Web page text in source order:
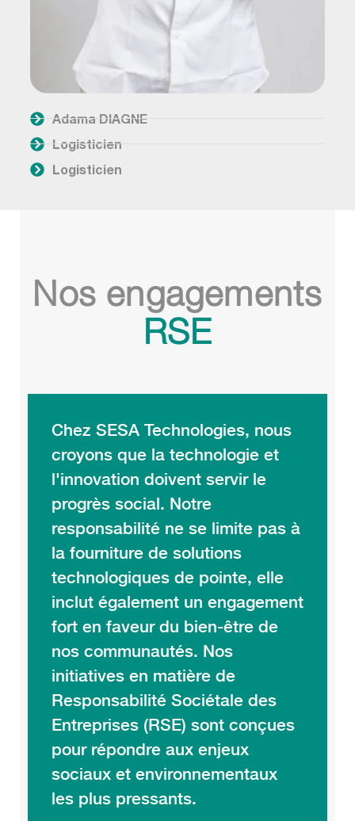
Adama DIAGNE
Logisticien
Logisticien
Nos engagements
RSE
Chez SESA Technologies, nous
croyons que la technologie et
l'innovation doivent servir le
progrès social. Notre
responsabilité ne se limite pas à
la fourniture de solutions
technologiques de pointe, elle
inclut également un engagement
fort en faveur du bien-être de
nos communautés. Nos
initiatives en matière de
Responsabilité Sociétale des
Entreprises (RSE) sont conçues
pour répondre aux enjeux
sociaux et environnementaux
les plus pressants.